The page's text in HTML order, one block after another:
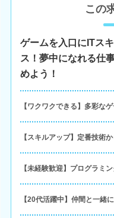
この
ゲームを入口にITス
ス！夢中になれる仕
めよう！
【ワクワクできる】多彩な
【スキルアップ】定番技術
【未経験歓迎】プログラミ
【20代活躍中】仲間と一緒